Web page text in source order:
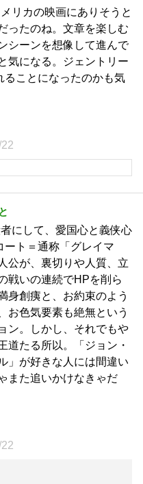
リカの映画にありそうと
ったのね。文章を楽しむ
シーンを想像して進んで
気になる。ジェントリー
ることになったのかも気
にして、愛国心と義侠心
ート＝通称「グレイマ
公が、裏切りや人質、立
戦いの連続でHPを削ら
身創痍と、お約束のよう
お色気要素も絶無という
ン。しかし、それでもや
道たる所以。「ジョン・
」が好きな人には間違い
また追いかけなきゃだ